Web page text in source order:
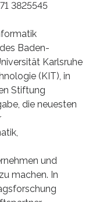
3825545
Baden-
Karlsruhe
(KIT), in
Stiftung
die neuesten
und
machen. In